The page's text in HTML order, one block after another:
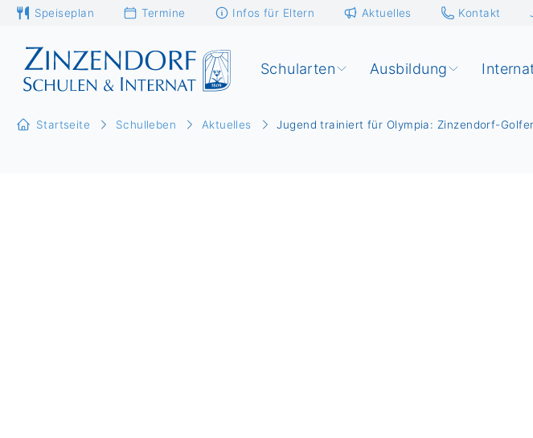
Speiseplan Termine Infos für Eltern Aktuelles Kontakt
Schularten Ausbildung
Startseite Schulleben Aktuelles Jugend trainiert für Olympia: Zinzendorf-